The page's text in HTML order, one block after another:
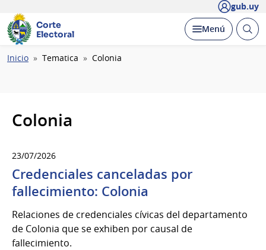
gub.uy
Corte
Electoral
Desplegar
Menú Abrir
Ruta
Inicio Tematica Colonia
Colonia
23/07/2026
Credenciales canceladas por
fallecimiento: Colonia
Relaciones de credenciales cívicas del departamento
de Colonia que se exhiben por causal de
fallecimiento.